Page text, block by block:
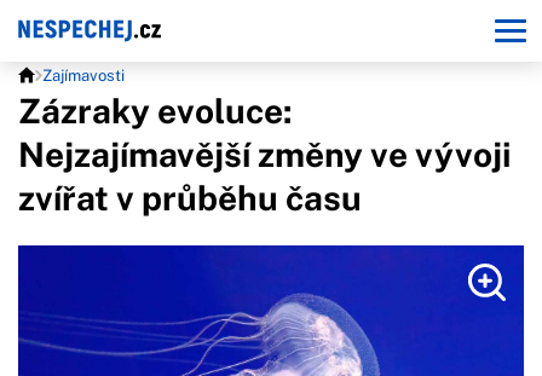
Zajímavosti
Zázraky evoluce:
Nejzajímavější změny ve vývoji
zvířat v průběhu času